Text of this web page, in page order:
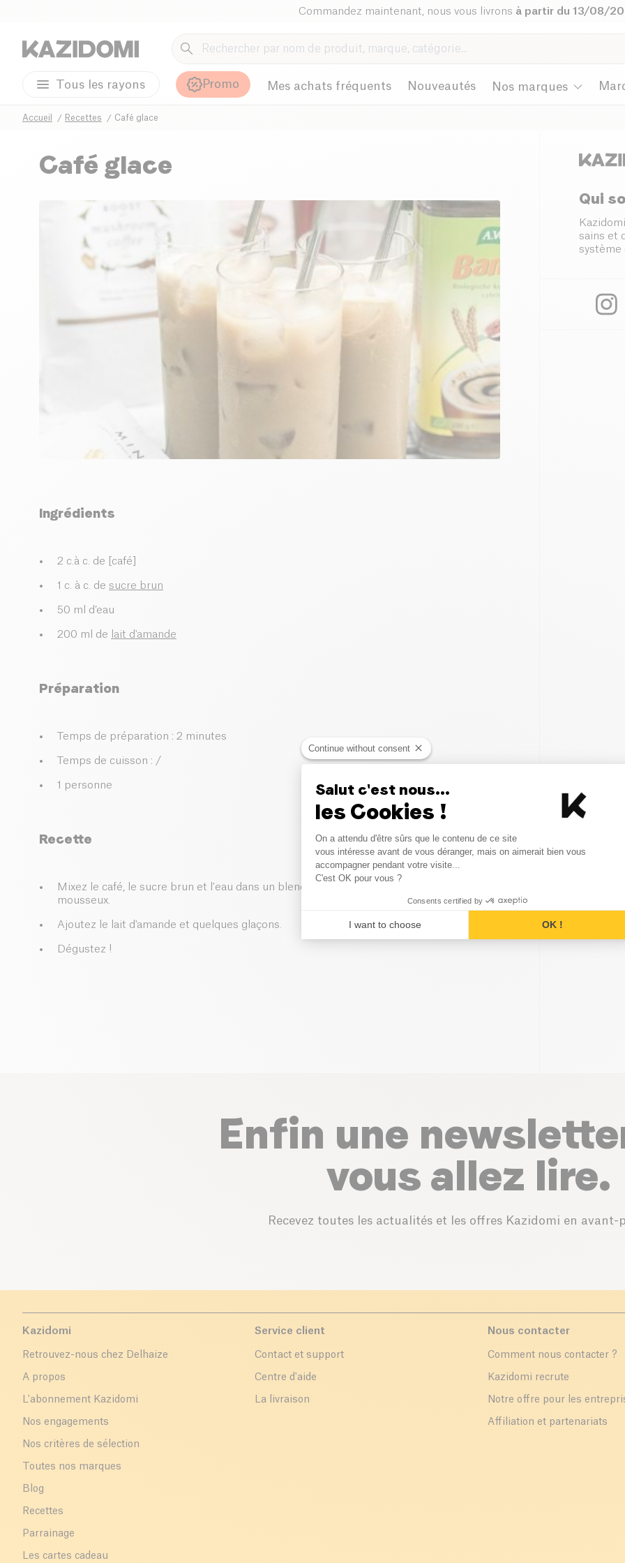
Commandez maintenant, nous vous livrons à partir du 13/08/
Tous les rayons Promo Mes achats fréquents Nouveautés Nos marques
Accueil Recettes Café glace
Café glace
Ingrédients
2 c.à c. de [café]
1 c. à c. de sucre brun
50 ml d’eau
200 ml de lait d'amande
Préparation
Temps de préparation : 2 minutes
Temps de cuisson : /
1 personne
Recette
Mixez le café, le sucre brun et l'eau dans un blender jusqu'à obtenir un mélange
mousseux.
Ajoutez le lait d'amande et quelques glaçons.
Dégustez !
Qui
sains et
système
Enfin une
vous allez lire.
Recevez toutes les actualités et les offres Kazidomi en avant-
Kazidomi
Retrouvez-nous chez Delhaize
A propos
L'abonnement Kazidomi
Nos engagements
Nos critères de sélection
Toutes nos marques
Blog
Recettes
Parrainage
Les cartes cadeau
Service client
Contact et support
Centre d'aide
La livraison
Nous contacter
Comment nous contacter ?
Kazidomi recrute
Notre offre pour les
Affiliation et partenariats
Continue without consent
Salut c'est nous...
les Cookies !
Consent Management
On a attendu d'être sûrs que le contenu de ce site
vous intéresse avant de vous déranger, mais on aimerait bien vous
accompagner pendant votre visite...
C'est OK pour vous ?
Consents certified by
I want to choose OK !
Axeptio consent